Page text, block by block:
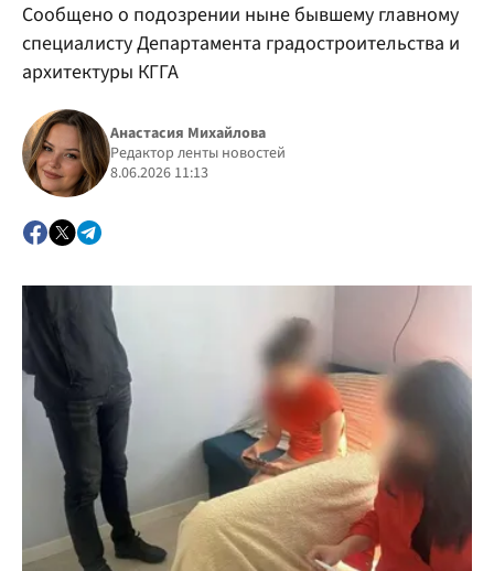
Политика
Сообщено о подозрении ныне бывшему главному
специалисту Департамента градостроительства и
архитектуры КГГА
Анастасия Михайлова
Редактор ленты новостей
8.06.2026 11:13